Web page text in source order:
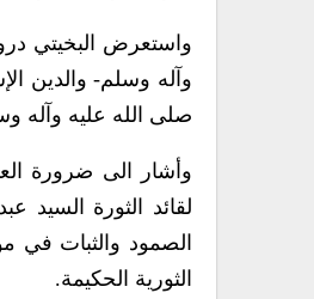
واستعرض البخيتي
وآله وسلم- والدين
صلى الله عليه وآله
وأشار الى ضرورة
لقائد الثورة السيد
الصمود والثبات في
الثورية الحكيمة.